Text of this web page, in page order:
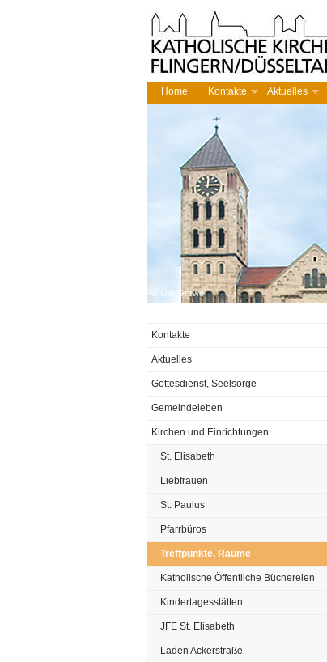
Home Kontakte Aktuelles
Kontakte
Aktuelles
Gottesdienst, Seelsorge
Gemeindeleben
Kirchen und Einrichtungen
St. Elisabeth
Liebfrauen
St. Paulus
Pfarrbüros
Treffpunkte, Räume
Katholische Öffentliche Büchereien
Kindertagesstätten
JFE St. Elisabeth
Laden Ackerstraße